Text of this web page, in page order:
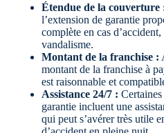
Étendue de la couverture
l’extension de garantie
complète en cas
vandalisme.
Montant de la franchise :
montant de la franchise à
est raisonnable et
Assistance 24/7 :
garantie incluent une
qui peut s’avérer très utile